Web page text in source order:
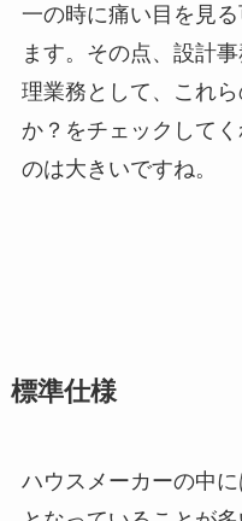
一の時に痛い目を見
ます。その点、設計
理業務として、これ
か？をチェックして
のは大きいですね。
標準仕様
ハウスメーカーの中